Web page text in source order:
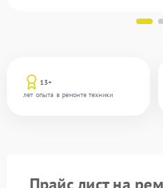
13+
лет опыта в ремонте техники